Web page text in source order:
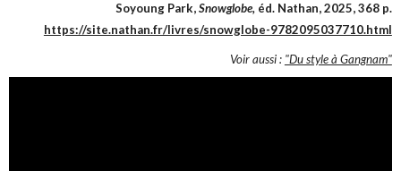
Soyoung Park,Snowglobe,éd. Nathan, 2025, 368 p.
https://site.nathan.fr/livres/snowglobe-9782095037710.html
Voir aussi : "Du style à Gangnam"